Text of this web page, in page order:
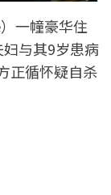
一幢豪华住
与其9岁患病
正循怀疑自杀